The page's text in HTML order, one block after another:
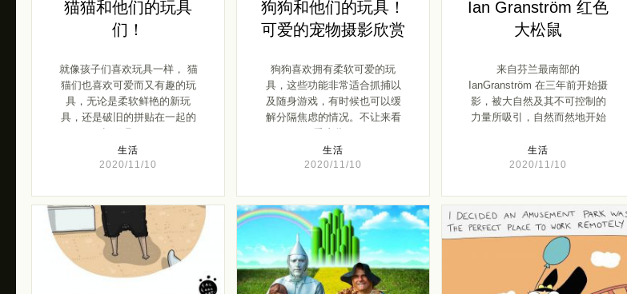
猫猫和他们的玩具
们！
就像孩子们喜欢玩具一样， 猫
猫们也喜欢可爱而又有趣的玩
具，无论是柔软鲜艳的新玩
具，还是破旧的拼贴在一起的
生活
2020/11/10
狗狗和他们的玩具！
可爱的宠物摄影欣赏
狗狗喜欢拥有柔软可爱的玩
具，这些功能非常适合抓捕以
及随身游戏，有时候也可以缓
解分隔焦虑的情况。不让来看
生活
2020/11/10
Ian Granström 红色
大松鼠
来自芬兰最南部的
IanGranström 在三年前开始摄
影，被大自然及其不可控制的
力量所吸引，自然而然地开始
生活
2020/11/10